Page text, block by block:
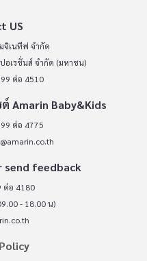
US
จิเนทีฟ จำกัด
อเรชั่นส์ จำกัด (มหาชน)
ต่อ 4510
Amarin Baby&Kids
ต่อ 4775
send feedback
ต่อ 4180
- 18.00 น)